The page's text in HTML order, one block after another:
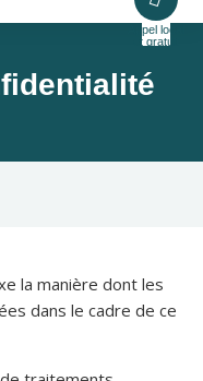
Appel local
et gratuit
la manière dont les
dans le cadre de ce